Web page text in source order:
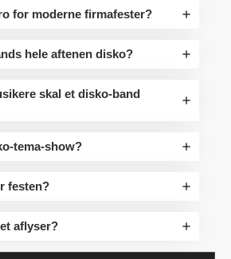
for moderne firmafester?
hele aftenen disko?
skal et disko-band
tema-show?
festen?
aflyser?